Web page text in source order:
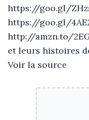
https://goo.gl/
https://goo.gl/
http://amzn.to/
et leurs histoires
Voir la source